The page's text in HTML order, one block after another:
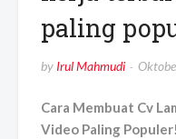
paling
by Irul Mahmudi
Cara Membuat Cv
Video Paling Populer!